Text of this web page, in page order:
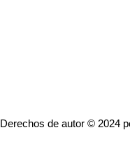
Derechos de autor © 2024